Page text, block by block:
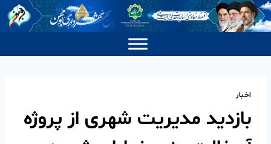
اخبار
بازدید مدیریت شهری از پروژه